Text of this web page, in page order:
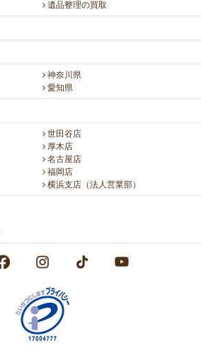
遺品整理の買取
神奈川県
愛知県
世田谷店
厚木店
名古屋店
福岡店
横浜支店（法人営業部）